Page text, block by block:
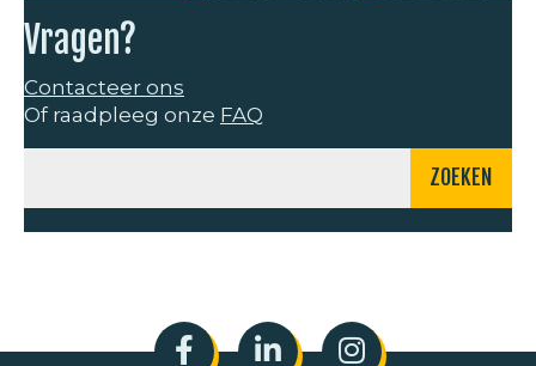
Vragen?
Contacteer ons
Of raadpleeg onze FAQ
ZOEKEN